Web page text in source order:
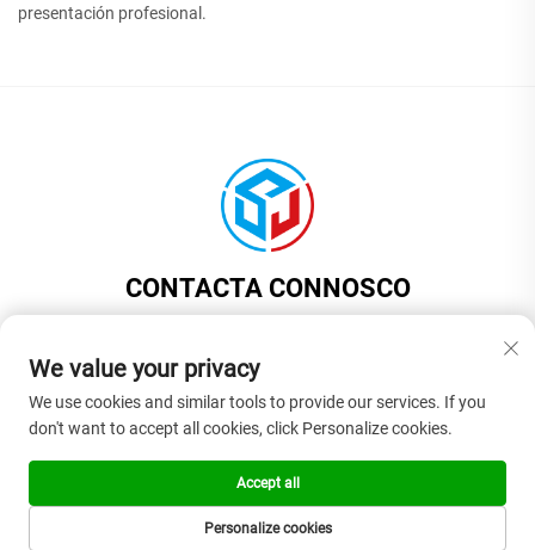
presentación profesional.
CONTACTA CONNOSCO
Liaobu, Cidade de Dongguan, Provincia de Guangdong, China
Tel:
+86-13922937958
Correo electrónico:[email protected]
Dereitos de autor © 2026 Dongguan Shangjia Rubber Plastic Products Co.,
Ltd. Todos os dereitos reservados. -Política de privacidade
We value your privacy
We use cookies and similar tools to provide our services. If you
don't want to accept all cookies, click Personalize cookies.
Personalize cookies
Accept all